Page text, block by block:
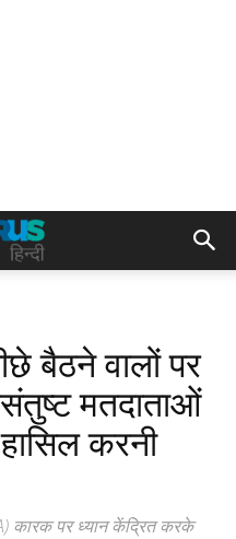
बैठने वालों पर
मतदाताओं
करनी
कारक पर ध्यान केंद्रित करके